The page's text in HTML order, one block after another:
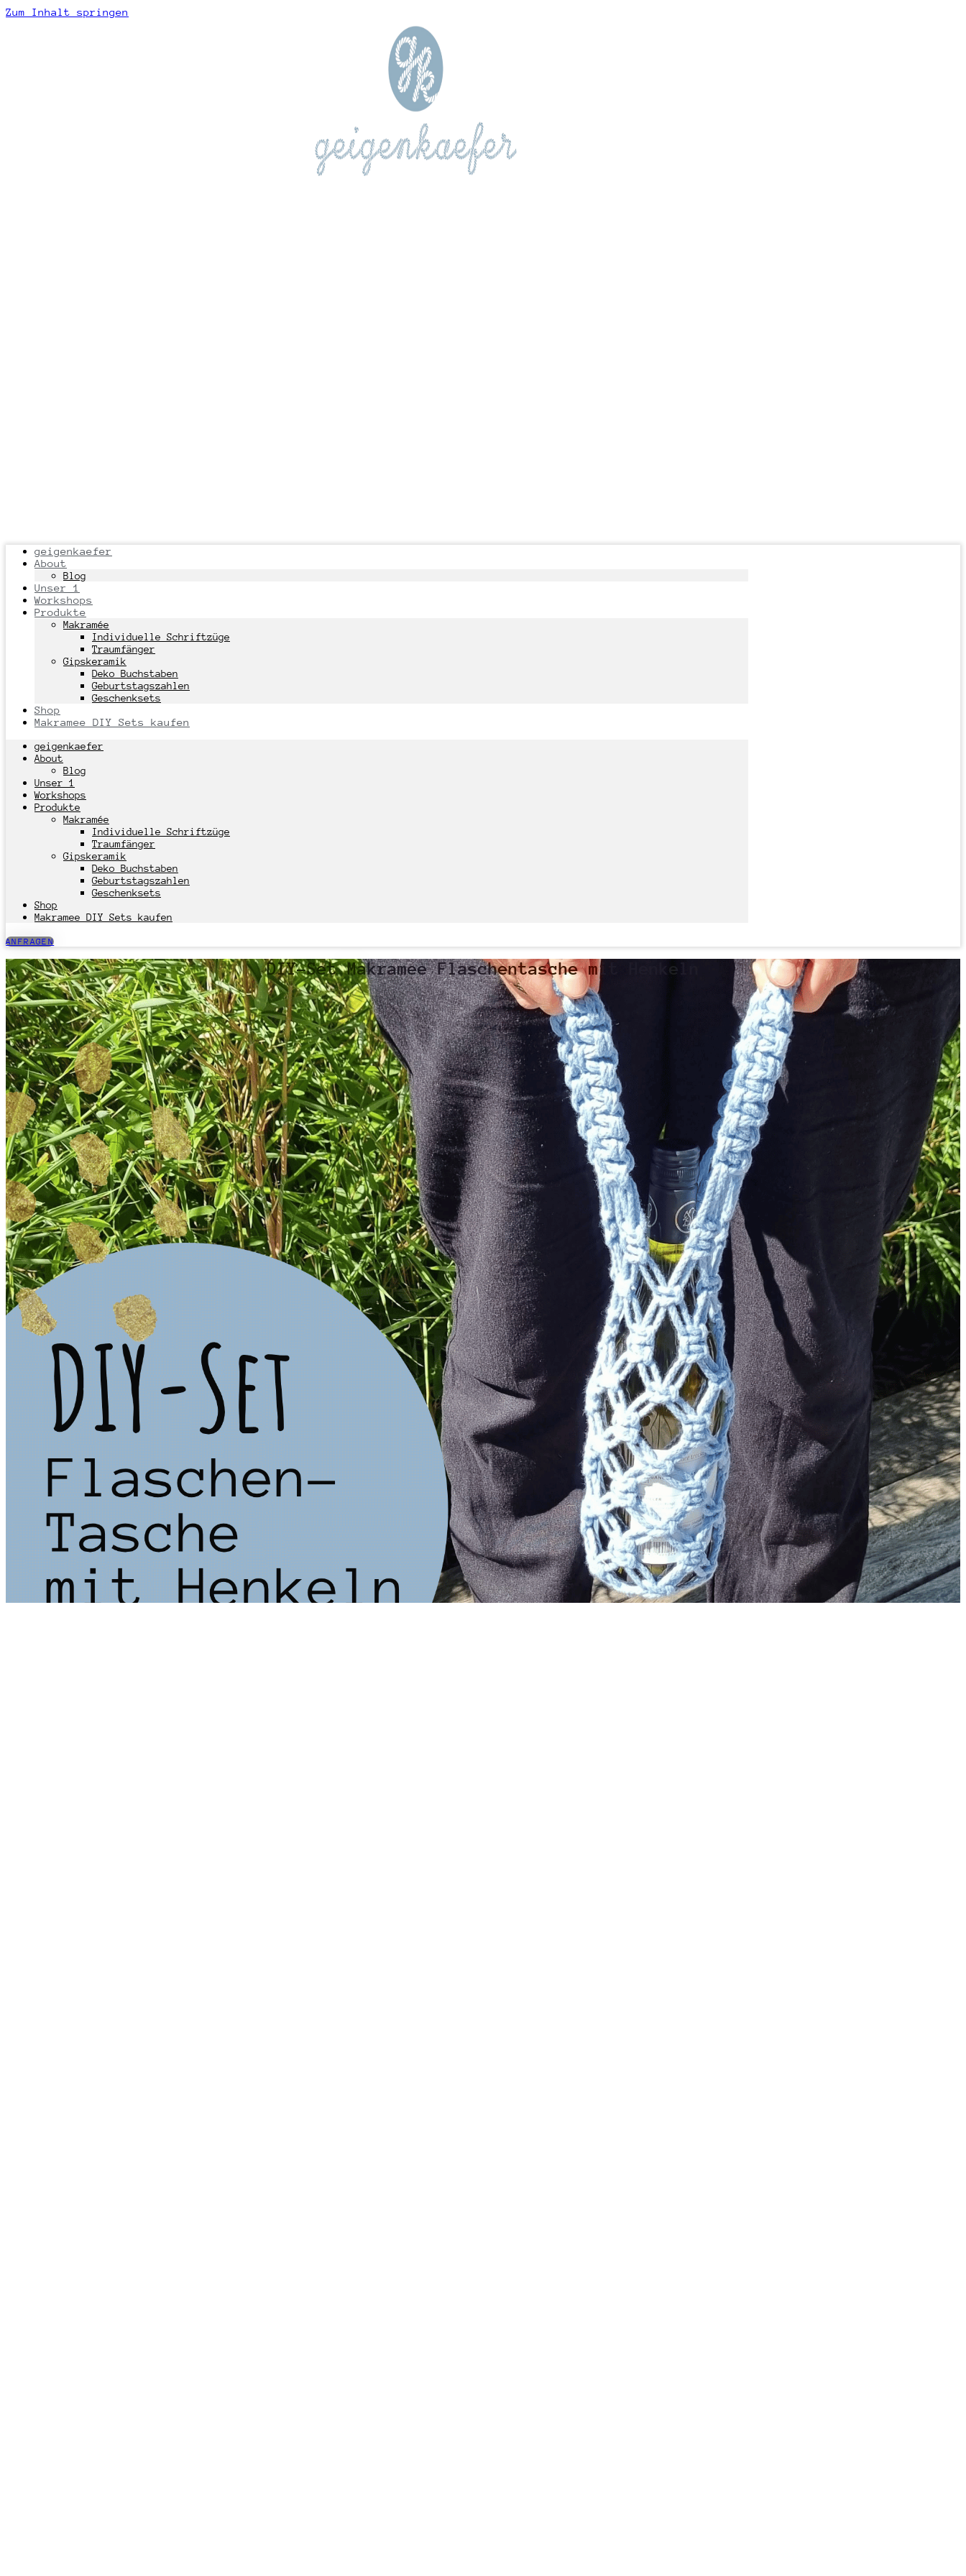
Zum Inhalt springen
geigenkaefer
About
Blog
Unser 1
Workshops
Produkte
Makramée
Individuelle Schriftzüge
Traumfänger
Gipskeramik
Deko Buchstaben
Geburtstagszahlen
Geschenksets
Shop
Makramee DIY Sets kaufen
geigenkaefer
About
Blog
Unser 1
Workshops
Produkte
Makramée
Individuelle Schriftzüge
Traumfänger
Gipskeramik
Deko Buchstaben
Geburtstagszahlen
Geschenksets
Shop
Makramee DIY Sets kaufen
ANFRAGEN
DIY-Set Makramee Flaschentasche mit Henkeln